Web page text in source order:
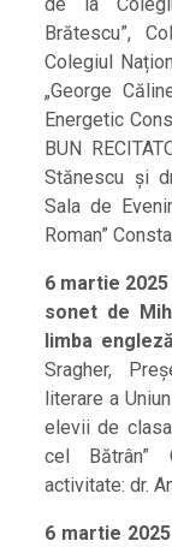
de la
Brătescu”,
Colegiul
„George
Energetic
BUN
Stănescu și
Sala de
Roman”
6 martie 2025
sonet de
limba
Sragher,
literare a
elevii de
cel Bătrân”
activitate: dr.
6 martie 2025